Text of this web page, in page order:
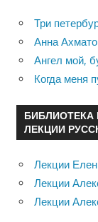
Три
Анна
Ангел мой,
Когда меня
БИБЛИОТЕКА
ЛЕКЦИИ
Лекции
Лекции
Лекции